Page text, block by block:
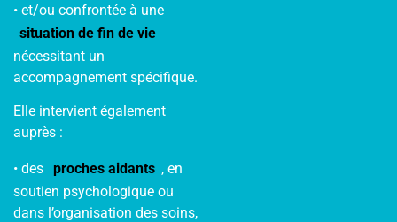
• et/ou confrontée à une
situation de fin de vie
nécessitant un
accompagnement spécifique.
Elle intervient également
auprès :
• des proches aidants , en
soutien psychologique ou
dans l’organisation des soins,